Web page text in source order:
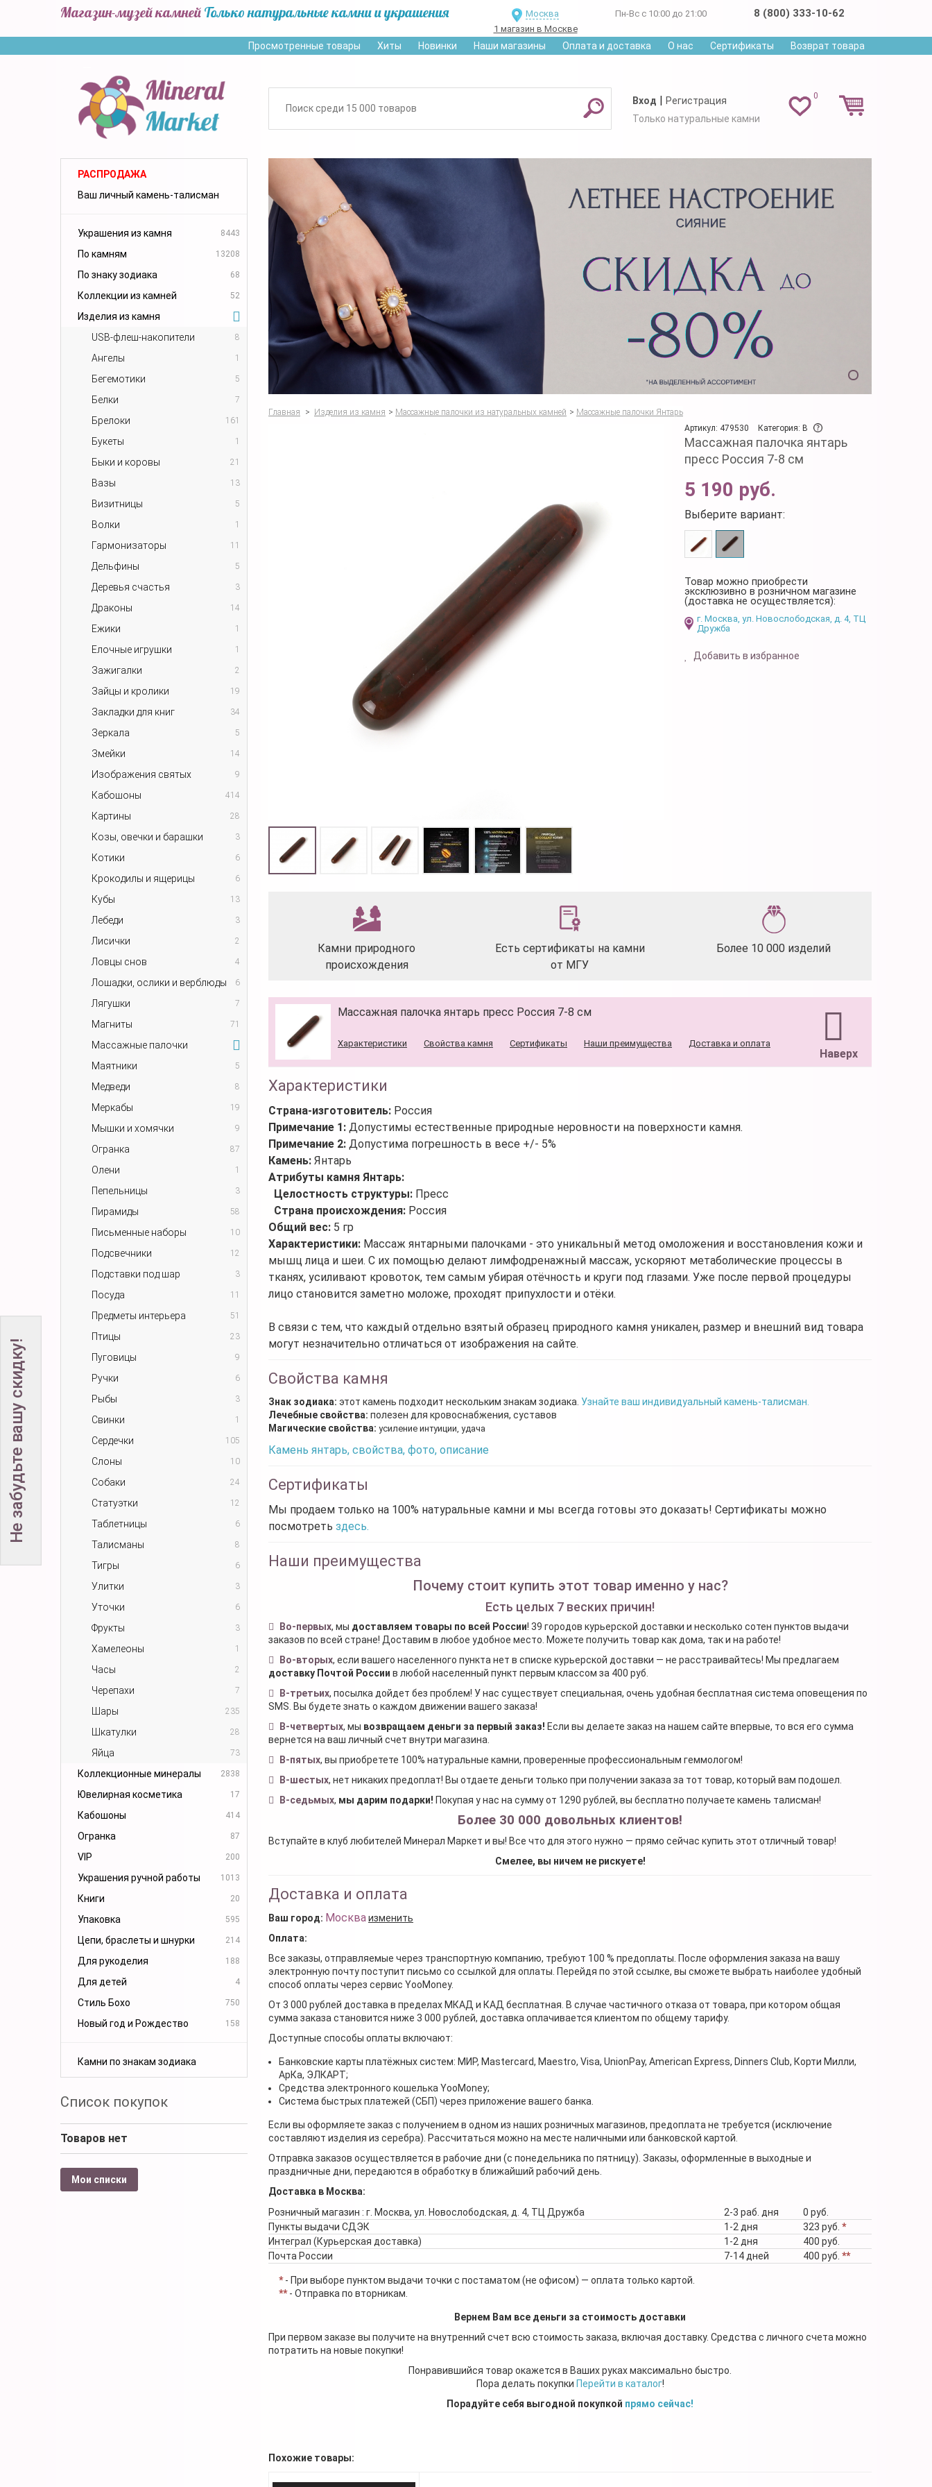
Магазин-музей камней Только натуральные камни и украшения
Москва
1 магазин в Москве
Пн-Вс с 10:00 до 21:00 8 (800) 333-10-62
Просмотренные товары Хиты Новинки Наши магазины Оплата и доставка О нас Сертификаты Возврат товара
0
Вход | Регистрация
Только натуральные камни
РАСПРОДАЖА
Ваш личный камень-талисман
Украшения из камня 8443
По камням 13208
По знаку зодиака 68
Коллекции из камней 52
Изделия из камня
USB-флеш-накопители
8
Ангелы 1
Бегемотики 5
Белки 7
Брелоки 161
Букеты 1
Быки и коровы 21
Вазы 13
Визитницы 5
Волки 1
Гармонизаторы 11
Дельфины 5
Деревья счастья 3
Драконы 14
Ежики 1
Елочные игрушки 1
Зажигалки 2
Зайцы и кролики 19
Закладки для книг 34
Зеркала 5
Змейки 14
Изображения святых 9
Кабошоны 414
Картины 28
Козы, овечки и барашки 3
Котики 6
Крокодилы и ящерицы 6
Кубы 13
Лебеди 3
Лисички 2
Ловцы снов 4
Лошадки, ослики и верблюды 6
Лягушки 7
Магниты 71
Массажные палочки
Маятники
5
Медведи 8
Меркабы 19
Мышки и хомячки 9
Огранка 87
Олени 1
Пепельницы 3
Пирамиды 58
Письменные наборы 10
Подсвечники 12
Подставки под шар 3
Посуда 11
Предметы интерьера 51
Птицы 23
Пуговицы 9
Ручки 6
Рыбы 3
Свинки 1
Сердечки 105
Слоны 10
Собаки 24
Статуэтки 12
Таблетницы 6
Талисманы 8
Тигры 6
Улитки 3
Уточки 6
Фрукты 3
Хамелеоны 1
Часы 2
Черепахи 7
Шары 235
Шкатулки 28
Яйца 73
Коллекционные минералы 2838
Ювелирная косметика 17
Кабошоны 414
Огранка 87
VIP 200
Украшения ручной работы 1013
Книги 20
Упаковка 595
Цепи, браслеты и шнурки 214
Для рукоделия 188
Для детей 4
Стиль Бохо 750
Новый год и Рождество 158
Камни по знакам зодиака
Список покупок
Товаров нет
Мои списки
Главная > Изделия из камня > Массажные палочки из натуральных камней > Массажные палочки Янтарь
Артикул: 479530
Категория: B
Массажная палочка янтарь
пресс Россия 7-8 см
5 190 руб.
Выберите вариант:
Товар можно приобрести
эксклюзивно в розничном магазине
(доставка не осуществляется):
г. Москва, ул. Новослободская, д. 4, ТЦ
Дружба
Добавить в избранное
Камни природного
происхождения
Есть сертификаты на камни
от МГУ
Более 10 000 изделий
Массажная палочка янтарь пресс Россия 7-8 см
Наверх
Характеристики Свойства камня Сертификаты Наши преимущества Доставка и оплата
Характеристики
Страна-изготовитель: Россия
Примечание 1: Допустимы естественные природные неровности на поверхности камня.
Примечание 2: Допустима погрешность в весе +/- 5%
Камень: Янтарь
Атрибуты камня Янтарь:
Целостность структуры: Пресс
Страна происхождения: Россия
Общий вес: 5 гр
Характеристики: Массаж янтарными палочками - это уникальный метод омоложения и восстановления кожи и
мышц лица и шеи. С их помощью делают лимфодренажный массаж, ускоряют метаболические процессы в
тканях, усиливают кровоток, тем самым убирая отёчность и круги под глазами. Уже после первой процедуры
лицо становится заметно моложе, проходят припухлости и отёки.
В связи с тем, что каждый отдельно взятый образец природного камня уникален, размер и внешний вид товара
могут незначительно отличаться от изображения на сайте.
Свойства камня
Знак зодиака: этот камень подходит нескольким знакам зодиака. Узнайте ваш индивидуальный камень-талисман.
Лечебные свойства: полезен для кровоснабжения, суставов
Магические свойства: усиление интуиции, удача
Камень янтарь, свойства, фото, описание
Сертификаты
Мы продаем только на 100% натуральные камни и мы всегда готовы это доказать! Сертификаты можно
посмотреть здесь.
Наши преимущества
Почему стоит купить этот товар именно у нас?
Есть целых 7 веских причин!
Во-первых, мы доставляем товары по всей России! 39 городов курьерской доставки и несколько сотен пунктов выдачи
заказов по всей стране! Доставим в любое удобное место. Можете получить товар как дома, так и на работе!
Во-вторых, если вашего населенного пункта нет в списке курьерской доставки — не расстраивайтесь! Мы предлагаем
доставку Почтой России в любой населенный пункт первым классом за 400 руб.
В-третьих, посылка дойдет без проблем! У нас существует специальная, очень удобная бесплатная система оповещения по
SMS. Вы будете знать о каждом движении вашего заказа!
В-четвертых, мы возвращаем деньги за первый заказ! Если вы делаете заказ на нашем сайте впервые, то вся его сумма
вернется на ваш личный счет внутри магазина.
В-пятых, вы приобретете 100% натуральные камни, проверенные профессиональным геммологом!
В-шестых, нет никаких предоплат! Вы отдаете деньги только при получении заказа за тот товар, который вам подошел.
В-седьмых, мы дарим подарки! Покупая у нас на сумму от 1290 рублей, вы бесплатно получаете камень талисман!
Более 30 000 довольных клиентов!
Вступайте в клуб любителей Минерал Маркет и вы! Все что для этого нужно — прямо сейчас купить этот отличный товар!
Смелее, вы ничем не рискуете!
Доставка и оплата
Ваш город: Москваизменить
Оплата:
Все заказы, отправляемые через транспортную компанию, требуют 100 % предоплаты. После оформления заказа на вашу
электронную почту поступит письмо со ссылкой для оплаты. Перейдя по этой ссылке, вы сможете выбрать наиболее удобный
способ оплаты через сервис YooMoney.
От 3 000 рублей доставка в пределах МКАД и КАД бесплатная. В случае частичного отказа от товара, при котором общая
сумма заказа становится ниже 3 000 рублей, доставка оплачивается клиентом по общему тарифу.
Доступные способы оплаты включают:
Банковские карты платёжных систем: МИР, Mastercard, Maestro, Visa, UnionPay, American Express, Dinners Club, Корти Милли,
АрКа, ЭЛКАРТ;
Средства электронного кошелька YooMoney;
Система быстрых платежей (СБП) через приложение вашего банка.
Если вы оформляете заказ с получением в одном из наших розничных магазинов, предоплата не требуется (исключение
составляют изделия из серебра). Рассчитаться можно на месте наличными или банковской картой.
Отправка заказов осуществляется в рабочие дни (с понедельника по пятницу). Заказы, оформленные в выходные и
праздничные дни, передаются в обработку в ближайший рабочий день.
Доставка в Москва:
Розничный магазин : г. Москва, ул. Новослободская, д. 4, ТЦ Дружба
2-3 раб. дня
0 руб.
Пункты выдачи СДЭК
1-2 дня 323 руб. *
Интеграл (Курьерская доставка)
1-2 дня
400 руб.
Почта России
7-14 дней 400 руб. **
*- При выборе пунктом выдачи точки с постаматом (не офисом) — оплата только картой.
**- Отправка по вторникам.
Вернем Вам все деньги за стоимость доставки
При первом заказе вы получите на внутренний счет всю стоимость заказа, включая доставку. Средства с личного счета можно
потратить на новые покупки!
Понравившийся товар окажется в Ваших руках максимально быстро.
Пора делать покупки Перейти в каталог!
Порадуйте себя выгодной покупкой прямо сейчас!
Похожие товары:
Не забудьте вашу скидку!